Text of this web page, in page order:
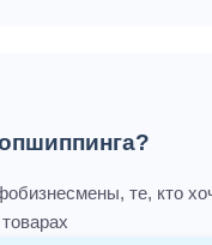
те, кто